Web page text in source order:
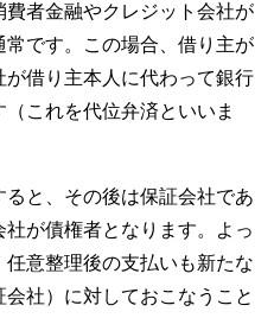
者金融やクレジット会社が
です。この場合、借り主が
借り主本人に代わって銀行
これを代位弁済といいま
と、その後は保証会社であ
が債権者となります。よっ
意整理後の支払いも新たな
社）に対しておこなうこと